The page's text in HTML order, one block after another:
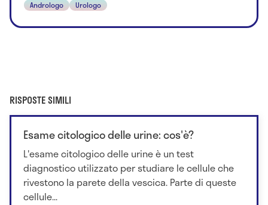
Andrologo Urologo
RISPOSTE SIMILI
Esame citologico delle urine: cos'è?
L'esame citologico delle urine è un test
diagnostico utilizzato per studiare le cellule che
rivestono la parete della vescica. Parte di queste
cellule...